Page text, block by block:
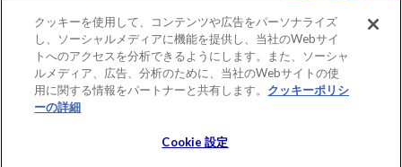
リヴ動物病院は、
VCA Japan
のグループ病院です。
クッキーを使用して、コンテンツや広告をパーソナライズ
し、ソーシャルメディアに機能を提供し、当社のWebサイ
トへのアクセスを分析できるようにします。また、ソーシャ
ルメディア、広告、分析のために、当社のWebサイトの使
用に関する情報をパートナーと共有します。 クッキーポリシ
ーの詳細
Cookie 設定